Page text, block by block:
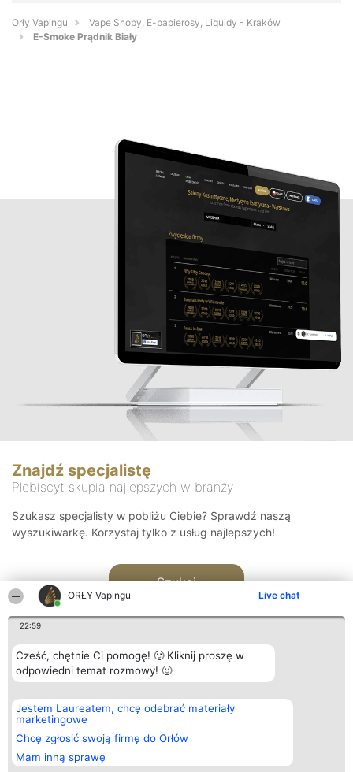
ORŁY Vapingu Live chat
22:59
Cześć, chętnie Ci pomogę! 🙂 Kliknij proszę w
odpowiedni temat rozmowy! 🙂
Jestem Laureatem, chcę odebrać materiały
marketingowe
Chcę zgłosić swoją firmę do Orłów
Mam inną sprawę
Orły Vapingu
Vape Shopy, E-papierosy, Liquidy - Kraków
E-Smoke Prądnik Biały
Znajdź specjalistę
Plebiscyt skupia najlepszych w branży
Szukasz specjalisty w pobliżu Ciebie? Sprawdź naszą
wyszukiwarkę. Korzystaj tylko z usług najlepszych!
Szukaj
Organizator plebiscytu
Bright Side Solutions sp. z o.
o. sp. k.
ul. Ruska 22
Wrocław 50-079
KRS 0000749100 | Regon
381313360 | NIP 8943132676
Plebiscyt
Laureaci
wszystkich
Laureatów
Regulamin
Kontakt
Kontakt